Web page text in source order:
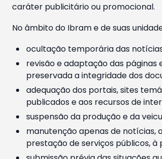
caráter publicitário ou promocional.
No âmbito do Ibram e de suas
ocultação temporária das
revisão e adaptação das páginas
preservada a integridade dos
adequação dos portais, sites
publicados e aos recursos de
suspensão da produção e da
manutenção apenas de notícias,
prestação de serviços públicos,